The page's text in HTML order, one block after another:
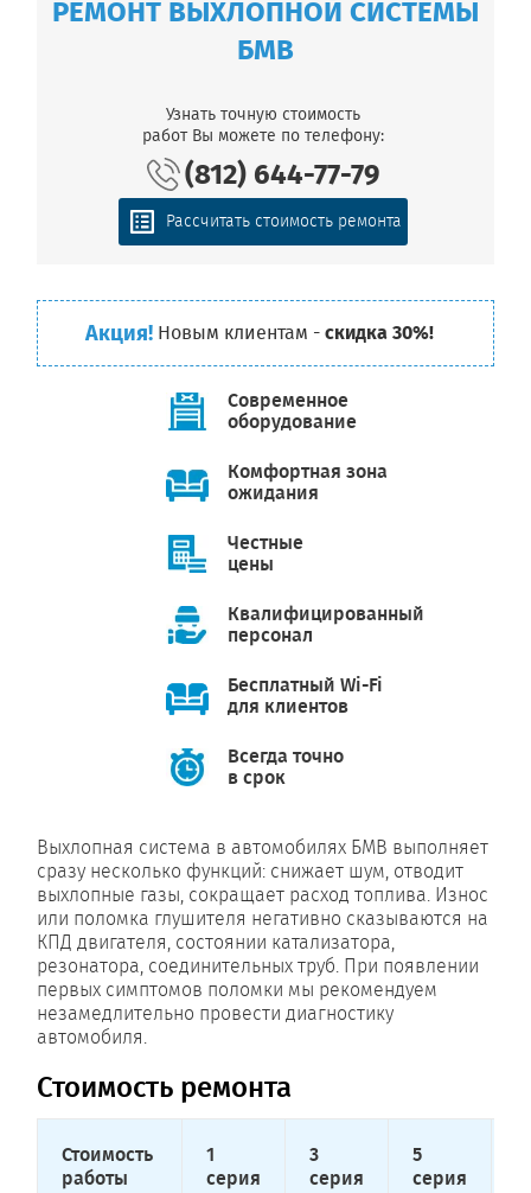
РЕМОНТ ВЫХЛОПНОЙ СИСТЕМЫ
БМВ
Узнать точную стоимость
работ Вы можете по телефону:
(812) 644-77-79
Рассчитать стоимость ремонта
Акция! Новым клиентам -скидка 30%!
Современное
оборудование
Комфортная зона
ожидания
Честные
цены
Квалифицированный
персонал
Бесплатный Wi-Fi
для клиентов
Всегда точно
в срок
Выхлопная система в автомобилях БМВ выполняет
сразу несколько функций: снижает шум, отводит
выхлопные газы, сокращает расход топлива. Износ
или поломка глушителя негативно сказываются на
КПД двигателя, состоянии катализатора,
резонатора, соединительных труб. При появлении
первых симптомов поломки мы рекомендуем
незамедлительно провести диагностику
автомобиля.
Стоимость ремонта
Стоимость
работы
1
серия
3
серия
5
серия